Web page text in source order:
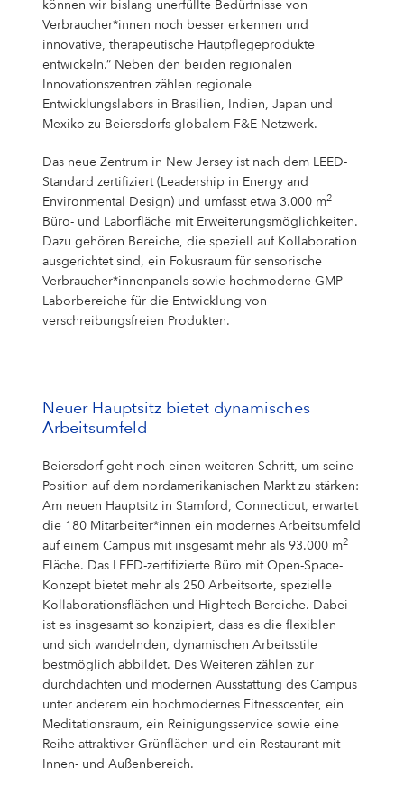
können wir bislang unerfüllte Bedürfnisse von
Verbraucher*innen noch besser erkennen und
innovative, therapeutische Hautpflegeprodukte
entwickeln.“ Neben den beiden regionalen
Innovationszentren zählen regionale
Entwicklungslabors in Brasilien, Indien, Japan und
Mexiko zu Beiersdorfs globalem F&E-Netzwerk.
Das neue Zentrum in New Jersey ist nach dem LEED-
Standard zertifiziert (Leadership in Energy and
Environmental Design) und umfasst etwa 3.000 m2
Büro- und Laborfläche mit Erweiterungsmöglichkeiten.
Dazu gehören Bereiche, die speziell auf Kollaboration
ausgerichtet sind, ein Fokusraum für sensorische
Verbraucher*innenpanels sowie hochmoderne GMP-
Laborbereiche für die Entwicklung von
verschreibungsfreien Produkten.
Neuer Hauptsitz bietet dynamisches
Arbeitsumfeld
Beiersdorf geht noch einen weiteren Schritt, um seine
Position auf dem nordamerikanischen Markt zu stärken:
Am neuen Hauptsitz in Stamford, Connecticut, erwartet
die 180 Mitarbeiter*innen ein modernes Arbeitsumfeld
auf einem Campus mit insgesamt mehr als 93.000 m2
Fläche. Das LEED-zertifizierte Büro mit Open-Space-
Konzept bietet mehr als 250 Arbeitsorte, spezielle
Kollaborationsflächen und Hightech-Bereiche. Dabei
ist es insgesamt so konzipiert, dass es die flexiblen
und sich wandelnden, dynamischen Arbeitsstile
bestmöglich abbildet. Des Weiteren zählen zur
durchdachten und modernen Ausstattung des Campus
unter anderem ein hochmodernes Fitnesscenter, ein
Meditationsraum, ein Reinigungsservice sowie eine
Reihe attraktiver Grünflächen und ein Restaurant mit
Innen- und Außenbereich.